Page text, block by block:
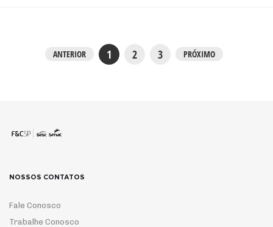
ANTERIOR 1 2 3 PRÓXIMO
NOSSOS CONTATOS
Fale Conosco
Trabalhe Conosco